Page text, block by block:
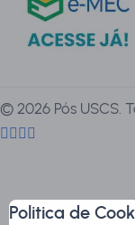
© 2026 Pós USCS.
Politica de